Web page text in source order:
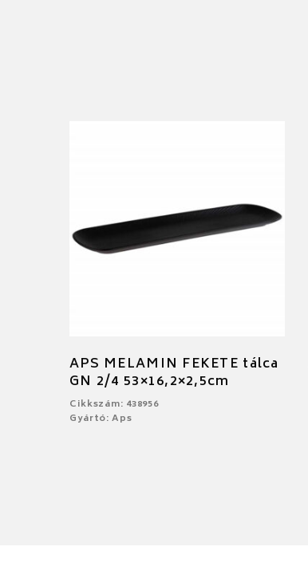
APS MELAMIN FEKETE tálca
GN 2/4 53×16,2×2,5cm
Cikkszám: 438956
Gyártó: Aps